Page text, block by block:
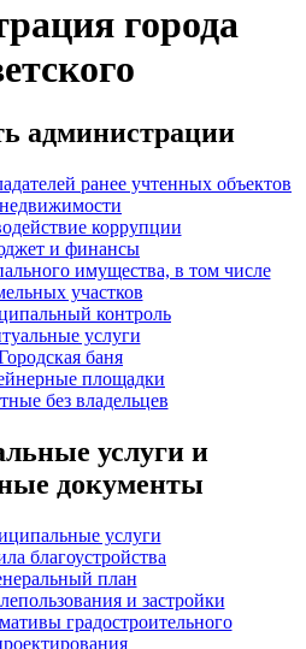
города
администрации
ранее учтенных объектов
недвижимости
коррупции
и финансы
имущества, в том числе
участков
контроль
услуги
баня
площадки
без владельцев
услуги и
документы
услуги
благоустройства
план
и застройки
градостроительного